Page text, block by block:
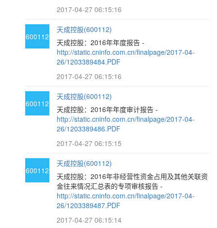
2017-04-27 06:15:16
600112
天成控股(600112)
天成控股：2016年年度报告 -
http://static.cninfo.com.cn/finalpage/2017-04-
26/1203389484.PDF
2017-04-27 06:15:16
600112
天成控股(600112)
天成控股：2016年年度审计报告 -
http://static.cninfo.com.cn/finalpage/2017-04-
26/1203389486.PDF
2017-04-27 06:15:15
600112
天成控股(600112)
天成控股：2016年非经营性资金占用及其他关联资
金往来情况汇总表的专项审核报告 -
http://static.cninfo.com.cn/finalpage/2017-04-
26/1203389487.PDF
2017-04-27 06:15:14